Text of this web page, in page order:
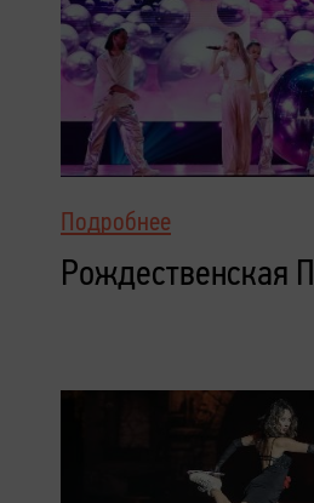
Подробнее
Рождественская